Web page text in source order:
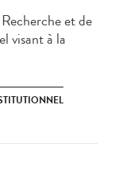
et de
visant à la